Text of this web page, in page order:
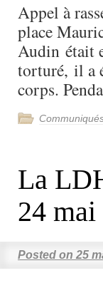
Appel à
place
Audin était
torturé, il a
corps.
La
24 mai
Posted on 25